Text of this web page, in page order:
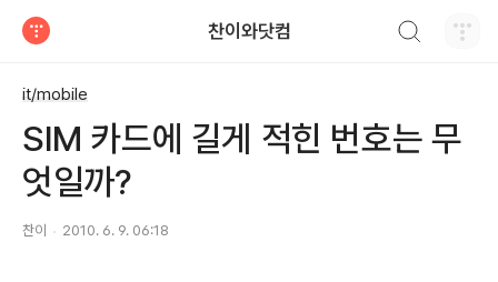
찬이와닷컴
it/mobile
SIM 카드에 길게 적힌 번호는 무
엇일까?
찬이 2010. 6. 9. 06:18